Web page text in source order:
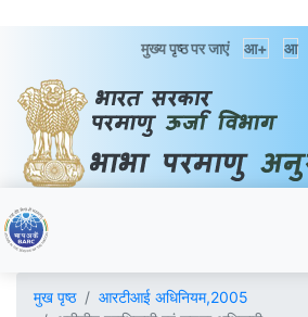
मुख्य पृष्ठ पर जाएं आ+ आ
मुख पृष्ठ
आरटीआई अधिनियम,2005